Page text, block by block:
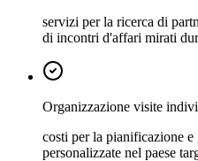
servizi per la ricerca di
di incontri d'affari mirati
Organizzazione visite
costi per la pianificazione
personalizzate nel paese